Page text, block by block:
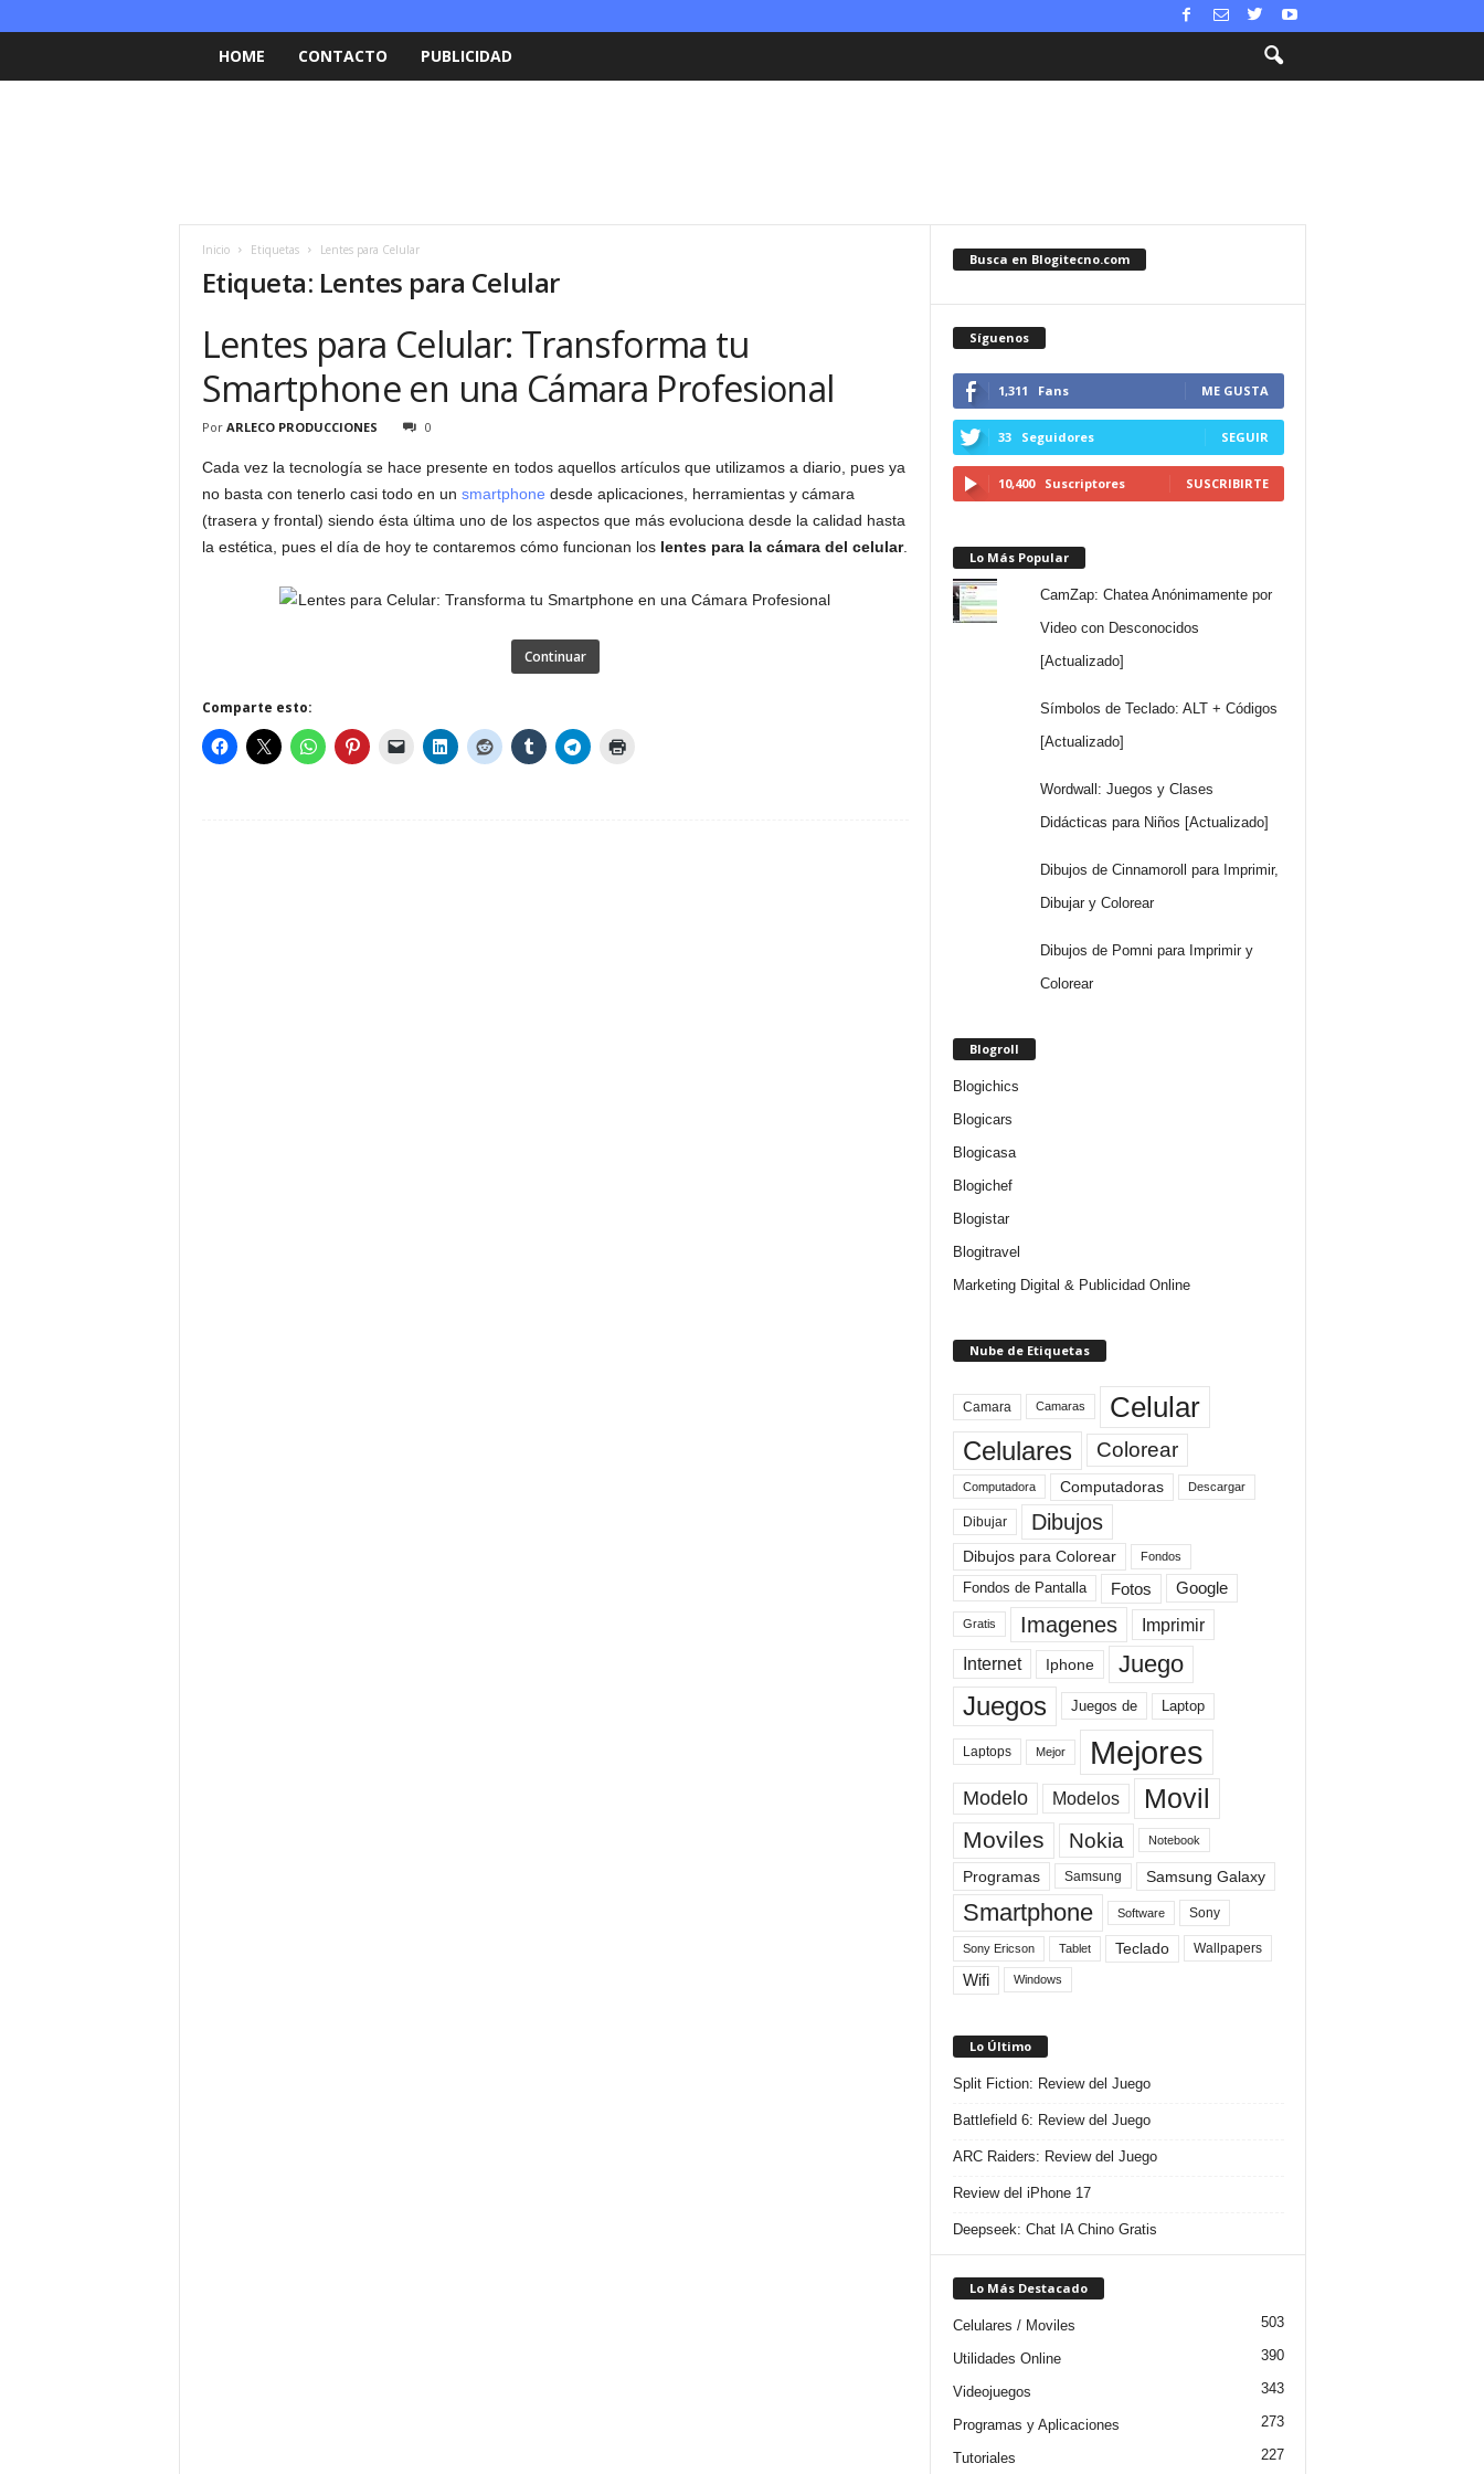
HOME CONTACTO PUBLICIDAD
Inicio Etiquetas Lentes para Celular
Etiqueta: Lentes para Celular
Lentes para Celular: Transforma tu
Smartphone en una Cámara Profesional
Por ARLECO PRODUCCIONES 0
Cada vez la tecnología se hace presente en todos aquellos artículos que utilizamos a diario, pues ya
no basta con tenerlo casi todo en un smartphone desde aplicaciones, herramientas y cámara
(trasera y frontal) siendo ésta última uno de los aspectos que más evoluciona desde la calidad hasta
la estética, pues el día de hoy te contaremos cómo funcionan los lentes para la cámara del celular.
Continuar
Comparte esto:
Busca en Blogitecno.com
Síguenos
1,311 Fans ME GUSTA
33 Seguidores SEGUIR
10,400 Suscriptores SUSCRIBIRTE
Lo Más Popular
CamZap: Chatea Anónimamente por
Video con Desconocidos
[Actualizado]
Símbolos de Teclado: ALT + Códigos
[Actualizado]
Wordwall: Juegos y Clases
Didácticas para Niños [Actualizado]
Dibujos de Cinnamoroll para Imprimir,
Dibujar y Colorear
Dibujos de Pomni para Imprimir y
Colorear
Blogroll
Blogichics
Blogicars
Blogicasa
Blogichef
Blogistar
Blogitravel
Marketing Digital & Publicidad Online
Nube de Etiquetas
Camara Camaras Celular
Celulares Colorear
Computadora Computadoras Descargar
Dibujar Dibujos
Dibujos para Colorear Fondos
Fondos de Pantalla Fotos Google
Gratis Imagenes Imprimir
Internet Iphone Juego
Juegos Juegos de Laptop
Laptops Mejor Mejores
Modelo Modelos Movil
Moviles Nokia Notebook
Programas Samsung Samsung Galaxy
Smartphone Software Sony
Sony Ericson Tablet Teclado Wallpapers
Wifi Windows
Lo Último
Split Fiction: Review del Juego
Battlefield 6: Review del Juego
ARC Raiders: Review del Juego
Review del iPhone 17
Deepseek: Chat IA Chino Gratis
Lo Más Destacado
Celulares / Moviles 503
Utilidades Online 390
Videojuegos 343
Programas y Aplicaciones 273
Tutoriales 227